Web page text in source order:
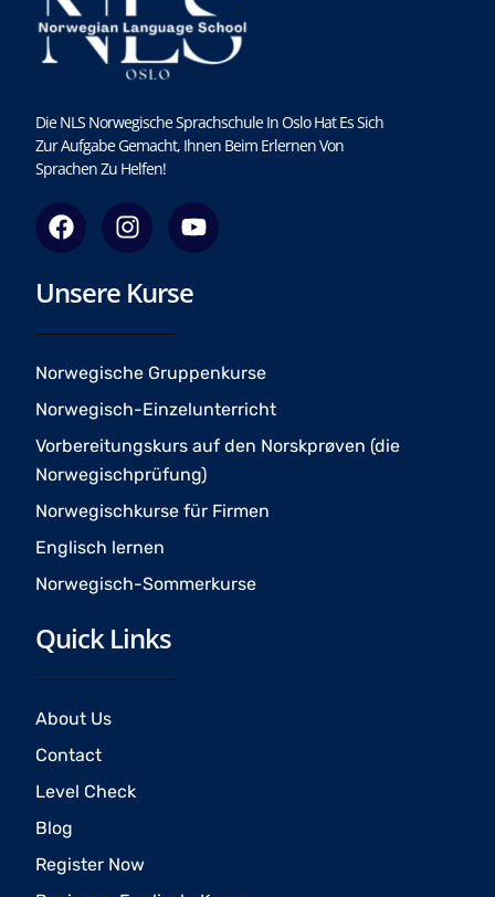
Die NLS Norwegische Sprachschule In Oslo Hat Es Sich
Zur Aufgabe Gemacht, Ihnen Beim Erlernen Von
Sprachen Zu Helfen!
F
a
c
e
o
o
I
n
s
t
g
r
a
m
Y
o
u
t
e
Unsere Kurse
Norwegische Gruppenkurse
Norwegisch-Einzelunterricht
Vorbereitungskurs auf den Norskprøven (die
Norwegischprüfung)
Norwegischkurse für Firmen
Englisch lernen
Norwegisch-Sommerkurse
Quick Links
About Us
Contact
Level Check
Blog
Register Now